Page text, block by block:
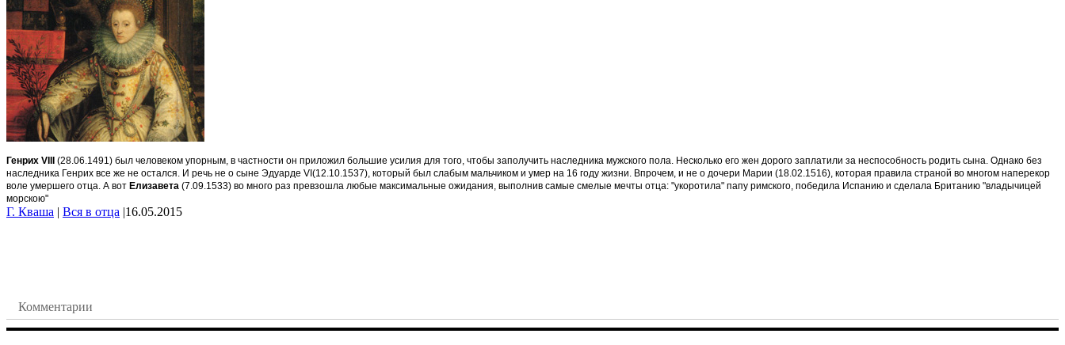
Генрих VIII (28.06.1491) был человеком упорным, в частности он приложил большие усилия для того, чтобы заполучить наследника мужского пола. Несколько его жен дорого заплатили за неспособность родить сына. Однако без
наследника Генрих все же не остался. И речь не о сыне Эдуарде VI(12.10.1537), который был слабым мальчиком и умер на 16 году жизни. Впрочем, и не о дочери Марии (18.02.1516), которая правила страной во многом наперекор
воле умершего отца. А вот Елизавета (7.09.1533) во много раз превзошла любые максимальные ожидания, выполнив самые смелые мечты отца: "укоротила" папу римского, победила Испанию и сделала Британию "владычицей
морскою"
Г. Кваша | Вся в отца |16.05.2015
Комментарии